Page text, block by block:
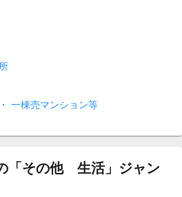
一棟売マンション等
「その他 生活」ジャン